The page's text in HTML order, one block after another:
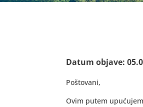
Datum objave:
Poštovani,
Ovim putem